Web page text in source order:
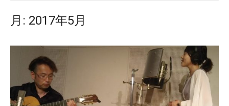
月: 2017年5月